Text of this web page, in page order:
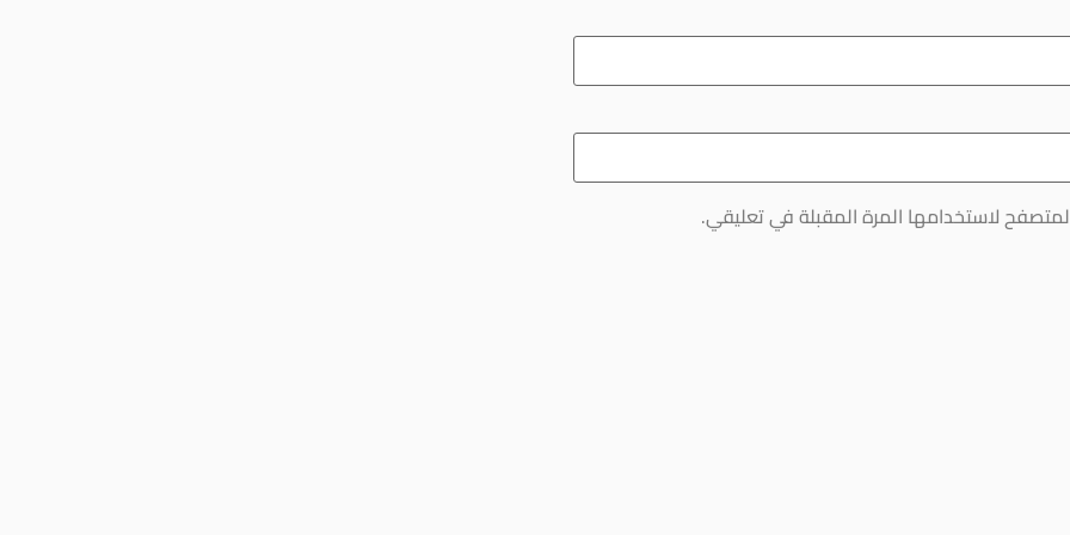
لاستخدامها المرة المقبلة في تعليقي.